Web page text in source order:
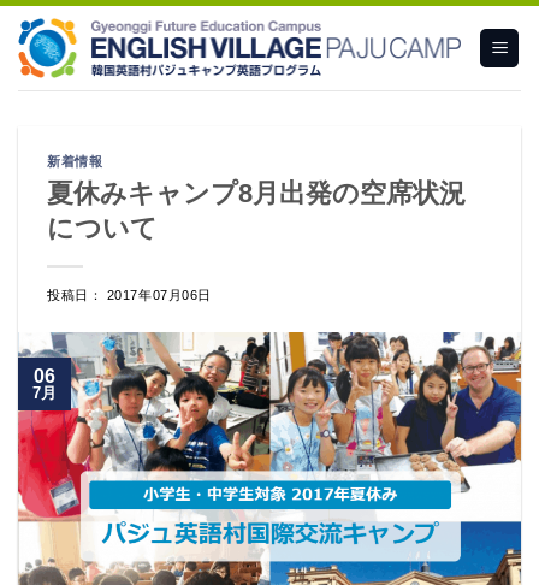
content
新着情報
夏休みキャンプ8月出発の空席状況
について
投稿日： 2017年07月06日
06
7月